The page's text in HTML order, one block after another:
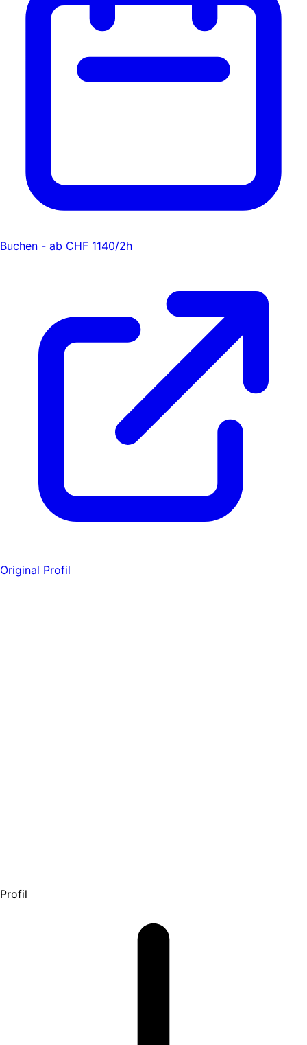
Buchen - ab CHF 1140/2h
Original Profil
Profil